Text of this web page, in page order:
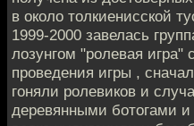
в около толкиенисской
1999-2000 завелась
лозунгом "ролевая игра"
проведения игры ,
гоняли ролевиков и
деревянными ботогами